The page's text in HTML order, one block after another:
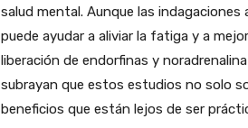
salud mental. Aunque las
puede ayudar a aliviar la fatiga y a
liberación de endorfinas y
subrayan que estos estudios no solo
beneficios que están lejos de ser